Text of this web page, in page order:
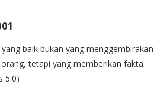
baik bukan yang menggembirakan
tetapi yang memberikan fakta
5.0)